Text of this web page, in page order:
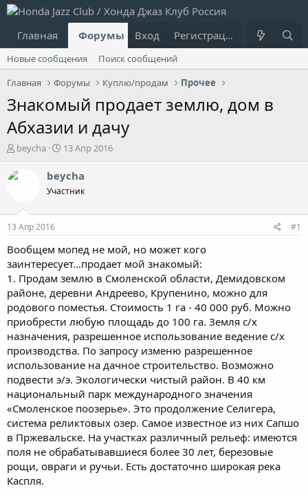
Главная Форумы Что нового?
Вход Регистрация
Новые сообщения
Поиск сообщений
Главная
Форумы Куплю/продам Прочее
Знакомый продает землю, дом в
Абхазии и дачу
А
т
е
м
ы
beycha
Д
т
а
н
л
13 Апр 2016
beycha
Участник
13 Апр 2016 #1
Вообщем мопед не мой, но может кого
заинтересует...продает мой знакомый:
1. Продам землю в Смоленской области, Демидовском
районе, деревни Андреево, Крупенино, можно для
родового поместья. Стоимость 1 га - 40 000 руб. Можно
приобрести любую площадь до 100 га. Земля с/х
назначения, разрешенное использование ведение с/х
производства. По запросу изменю разрешенное
использование на дачное строительство. Возможно
подвести э/э. Экологически чистый район. В 40 км
национальный парк международного значения
«Смоленское поозерье». Это продолжение Селигера,
система реликтовых озер. Самое известное из них Сапшо
в Пржевальске. На участках различный рельеф: имеются
поля не обрабатывавшиеся более 30 лет, березовые
рощи, овраги и ручьи. Есть достаточно широкая река
Каспля.